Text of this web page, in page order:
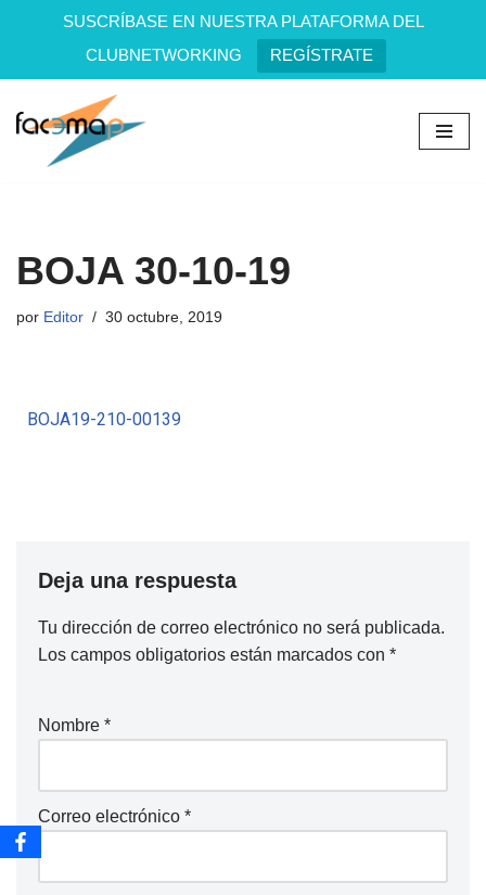
SUSCRÍBASE EN NUESTRA PLATAFORMA DEL
CLUBNETWORKING
REGÍSTRATE
Saltar
BOJA 30-10-19
por Editor 30 octubre, 2019
BOJA19-210-00139
Deja una respuesta
Tu dirección de correo electrónico no será publicada.
Los campos obligatorios están marcados con *
Nombre *
Correo electrónico *